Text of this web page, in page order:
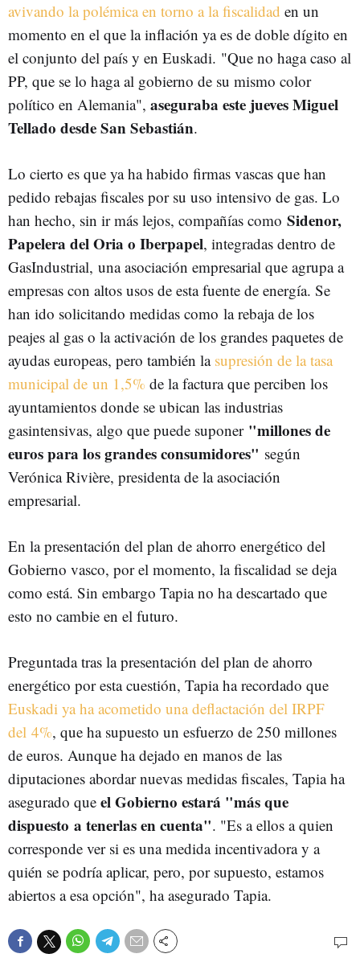
avivando la polémica en torno a la fiscalidad en un
momento en el que la inflación ya es de doble dígito en
el conjunto del país y en Euskadi. "Que no haga caso al
PP, que se lo haga al gobierno de su mismo color
político en Alemania", aseguraba este jueves Miguel
Tellado desde San Sebastián.
Lo cierto es que ya ha habido firmas vascas que han
pedido rebajas fiscales por su uso intensivo de gas. Lo
han hecho, sin ir más lejos, compañías como Sidenor,
Papelera del Oria o Iberpapel, integradas dentro de
GasIndustrial, una asociación empresarial que agrupa a
empresas con altos usos de esta fuente de energía. Se
han ido solicitando medidas como la rebaja de los
peajes al gas o la activación de los grandes paquetes de
ayudas europeas, pero también la supresión de la tasa
municipal de un 1,5% de la factura que perciben los
ayuntamientos donde se ubican las industrias
gasintensivas, algo que puede suponer "millones de
euros para los grandes consumidores" según
Verónica Rivière, presidenta de la asociación
empresarial.
En la presentación del plan de ahorro energético del
Gobierno vasco, por el momento, la fiscalidad se deja
como está. Sin embargo Tapia no ha descartado que
esto no cambie en el futuro.
Preguntada tras la presentación del plan de ahorro
energético por esta cuestión, Tapia ha recordado que
Euskadi ya ha acometido una deflactación del IRPF
del 4%, que ha supuesto un esfuerzo de 250 millones
de euros. Aunque ha dejado en manos de las
diputaciones abordar nuevas medidas fiscales, Tapia ha
asegurado que el Gobierno estará "más que
dispuesto a tenerlas en cuenta". "Es a ellos a quien
corresponde ver si es una medida incentivadora y a
quién se podría aplicar, pero, por supuesto, estamos
abiertos a esa opción", ha asegurado Tapia.